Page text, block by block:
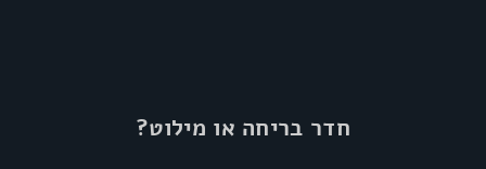
חדר בריחה או מילוט?